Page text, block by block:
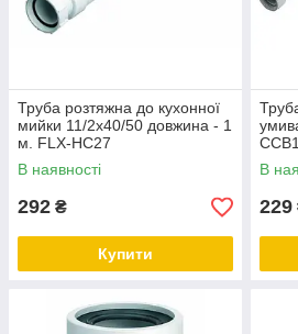
Труба розтяжна до кухонної
мийки 11/2х40/50 довжина - 1
м. FLX-HC27
В наявності
292 ₴
Купити
CCB1
В
229